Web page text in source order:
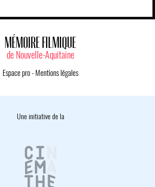
MÉMOIRE FILMIQUE
de Nouvelle-Aquitaine
Espace pro- Mentions légales
Une initiative de la